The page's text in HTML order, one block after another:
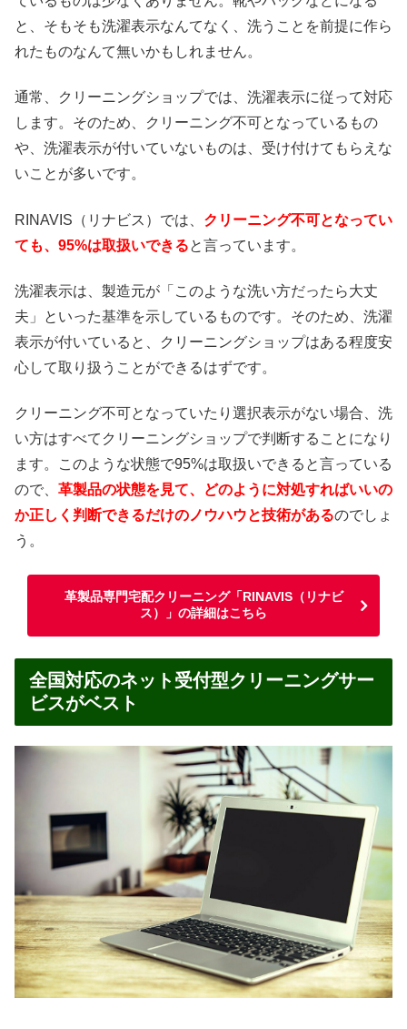
と、そもそも洗濯表示なんてなく、洗うことを前提に作ら
れたものなんて無いかもしれません。
通常、クリーニングショップでは、洗濯表示に従って対応
します。そのため、クリーニング不可となっているもの
や、洗濯表示が付いていないものは、受け付けてもらえな
いことが多いです。
RINAVIS（リナビス）では、 クリーニング不可となってい
ても、95%は取扱いできると言っています。
洗濯表示は、製造元が「このような洗い方だったら大丈
夫」といった基準を示しているものです。そのため、洗濯
表示が付いていると、クリーニングショップはある程度安
心して取り扱うことができるはずです。
クリーニング不可となっていたり選択表示がない場合、洗
い方はすべてクリーニングショップで判断することになり
ます。このような状態で95%は取扱いできると言っている
ので、 革製品の状態を見て、どのように対処すればいいの
か正しく判断できるだけのノウハウと技術があるのでしょ
う。
革製品専門宅配クリーニング「RINAVIS（リナビ
ス）」の詳細はこちら
全国対応のネット受付型クリーニングサー
ビスがベスト